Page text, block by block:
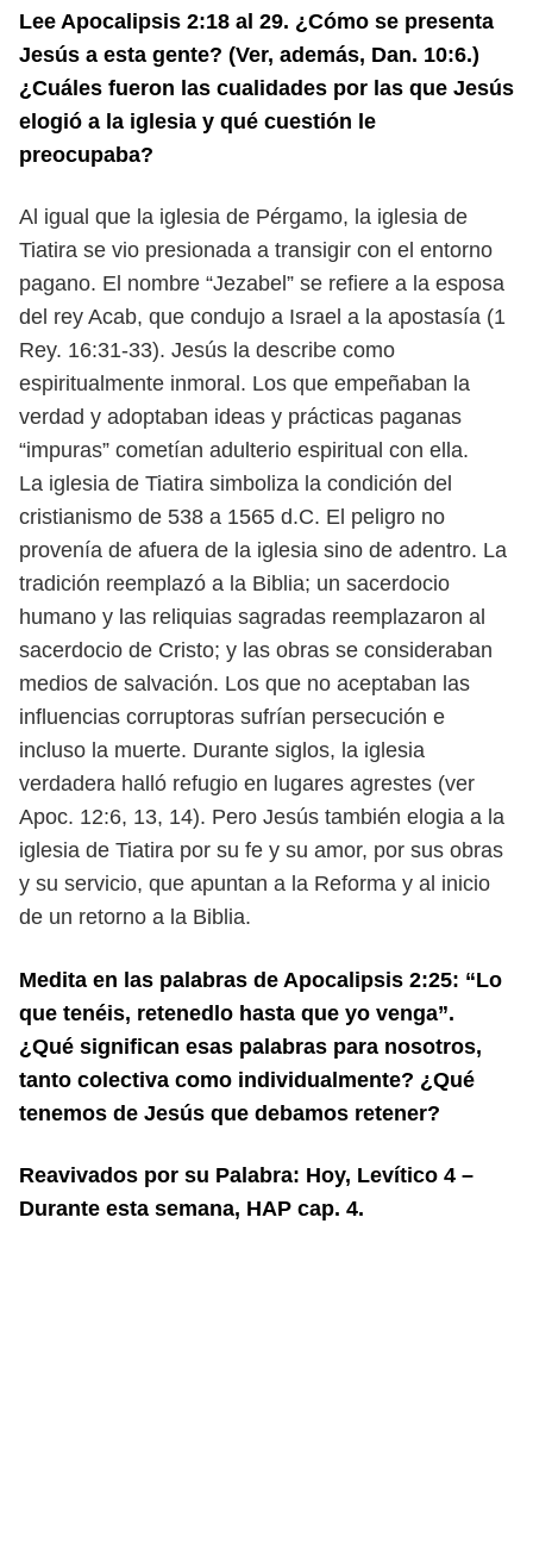
Lee Apocalipsis 2:18 al 29. ¿Cómo se presenta
Jesús a esta gente? (Ver, además, Dan. 10:6.)
¿Cuáles fueron las cualidades por las que Jesús
elogió a la iglesia y qué cuestión le
preocupaba?
Al igual que la iglesia de Pérgamo, la iglesia de
Tiatira se vio presionada a transigir con el entorno
pagano. El nombre “Jezabel” se refiere a la esposa
del rey Acab, que condujo a Israel a la apostasía (1
Rey. 16:31-33). Jesús la describe como
espiritualmente inmoral. Los que empeñaban la
verdad y adoptaban ideas y prácticas paganas
“impuras” cometían adulterio espiritual con ella.
La iglesia de Tiatira simboliza la condición del
cristianismo de 538 a 1565 d.C. El peligro no
provenía de afuera de la iglesia sino de adentro. La
tradición reemplazó a la Biblia; un sacerdocio
humano y las reliquias sagradas reemplazaron al
sacerdocio de Cristo; y las obras se consideraban
medios de salvación. Los que no aceptaban las
influencias corruptoras sufrían persecución e
incluso la muerte. Durante siglos, la iglesia
verdadera halló refugio en lugares agrestes (ver
Apoc. 12:6, 13, 14). Pero Jesús también elogia a la
iglesia de Tiatira por su fe y su amor, por sus obras
y su servicio, que apuntan a la Reforma y al inicio
de un retorno a la Biblia.
Medita en las palabras de Apocalipsis 2:25: “Lo
que tenéis, retenedlo hasta que yo venga”.
¿Qué significan esas palabras para nosotros,
tanto colectiva como individualmente? ¿Qué
tenemos de Jesús que debamos retener?
Reavivados por su Palabra: Hoy, Levítico 4 –
Durante esta semana, HAP cap. 4.